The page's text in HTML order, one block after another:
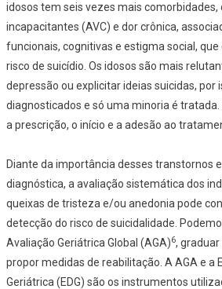
idosos tem seis vezes mais
incapacitantes (AVC) e dor crônica,
funcionais, cognitivas e estigma social,
risco de suicídio. Os idosos são mais
depressão ou explicitar ideias suicidas, por
diagnosticados e só uma minoria é
a prescrição, o início e a adesão ao
Diante da importância desses transtornos
diagnóstica, a avaliação sistemática dos
queixas de tristeza e/ou anedonia pode
detecção do risco de suicidalidade.
Avaliação Geriátrica Global (AGA)6,
propor medidas de reabilitação. A AGA e a
Geriátrica (EDG) são os instrumentos